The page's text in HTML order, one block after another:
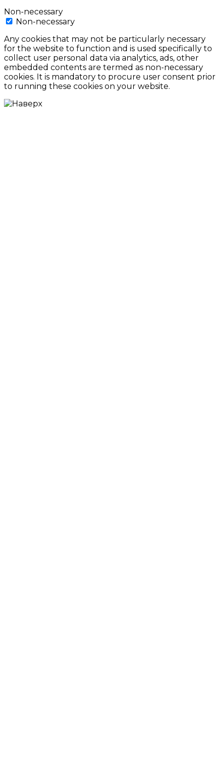
Non-necessary
Non-necessary
Any cookies that may not be particularly necessary
for the website to function and is used specifically to
collect user personal data via analytics, ads, other
embedded contents are termed as non-necessary
cookies. It is mandatory to procure user consent prior
to running these cookies on your website.